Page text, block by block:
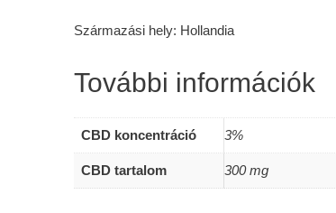
Származási hely: Hollandia
További információk
CBD koncentráció 3%
CBD tartalom 300 mg